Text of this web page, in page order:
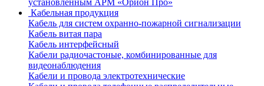
установленным АРМ «Орион Про»
Кабельная продукция
Кабель для систем охранно-пожарной сигнализации
Кабель витая пара
Кабель интерфейсный
Кабели радиочастоные, комбинированные для
видеонаблюдения
Кабели и провода электротехнические